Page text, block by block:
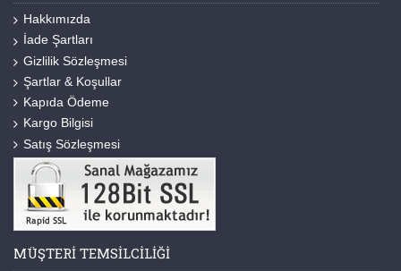
Hakkımızda
İade Şartları
Gizlilik Sözleşmesi
Şartlar & Koşullar
Kapıda Ödeme
Kargo Bilgisi
Satış Sözleşmesi
MÜŞTERI TEMSILCILIĞI